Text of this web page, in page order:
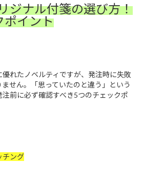
ジナル付箋の選び方！
ポイント
れたノベルティですが、発注時に失敗
せん。「思っていたのと違う」という
前に必ず確認すべき5つのチェックポ
チング